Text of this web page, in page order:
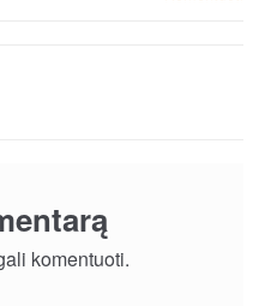
komentuoti.